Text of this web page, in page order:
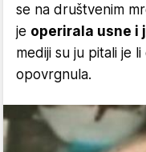
se na društvenim
je operirala usne i
mediji su ju pitali je
opovrgnula.